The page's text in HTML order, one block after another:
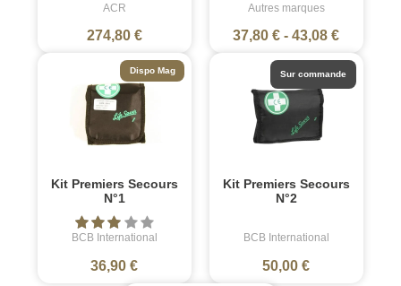
ACR
274,80 €
Autres marques
37,80 € -43,08 €
Kit Premiers Secours
N°1
BCB International
36,90 €
Dispo Mag
Kit Premiers Secours
N°2
BCB International
50,00 €
Sur commande